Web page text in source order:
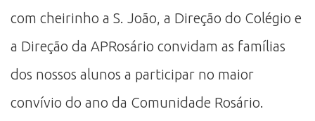
com cheirinho a S. João, a Direção do Colégio e
a Direção da APRosário convidam as famílias
dos nossos alunos a participar no maior
convívio do ano da Comunidade Rosário.